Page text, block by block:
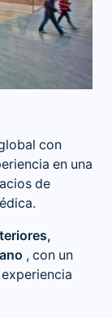
con
en una
de
, con un